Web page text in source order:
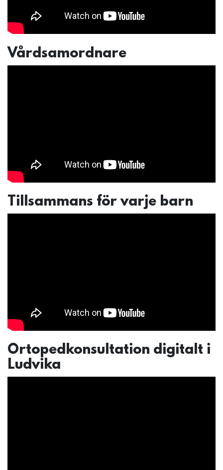
Vårdsamordnare
Tillsammans för varje barn
Ortopedkonsultation digitalt i
Ludvika